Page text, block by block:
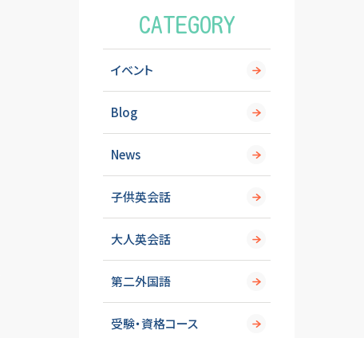
CATEGORY
イベント
Blog
News
子供英会話
大人英会話
第二外国語
受験・資格コース